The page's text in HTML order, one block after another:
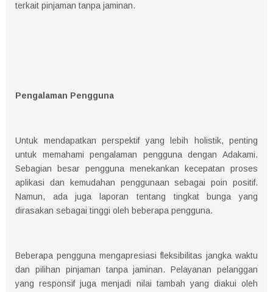
terkait pinjaman tanpa jaminan.
Pengalaman Pengguna
Untuk mendapatkan perspektif yang lebih holistik, penting
untuk memahami pengalaman pengguna dengan Adakami.
Sebagian besar pengguna menekankan kecepatan proses
aplikasi dan kemudahan penggunaan sebagai poin positif.
Namun, ada juga laporan tentang tingkat bunga yang
dirasakan sebagai tinggi oleh beberapa pengguna.
Beberapa pengguna mengapresiasi fleksibilitas jangka waktu
dan pilihan pinjaman tanpa jaminan. Pelayanan pelanggan
yang responsif juga menjadi nilai tambah yang diakui oleh